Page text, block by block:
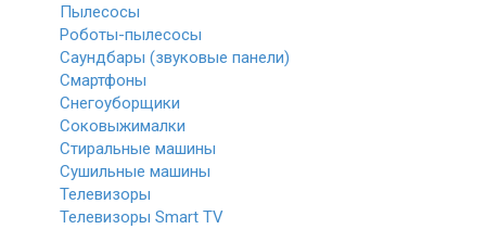
Пылесосы
Роботы-пылесосы
Саундбары (звуковые панели)
Смартфоны
Снегоуборщики
Соковыжималки
Стиральные машины
Сушильные машины
Телевизоры
Телевизоры Smart TV